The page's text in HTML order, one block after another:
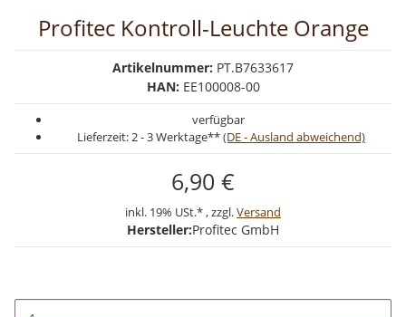
Profitec Kontroll-Leuchte Orange
Artikelnummer: PT.B7633617
HAN: EE100008-00
verfügbar
Lieferzeit:2 - 3 Werktage**(DE - Ausland abweichend)
6,90 €
inkl. 19% USt.* , zzgl.Versand
Hersteller:Profitec GmbH